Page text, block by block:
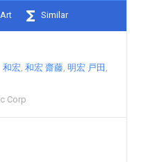
Similar
宏 和宏 齋藤 明宏 戸田
Corp